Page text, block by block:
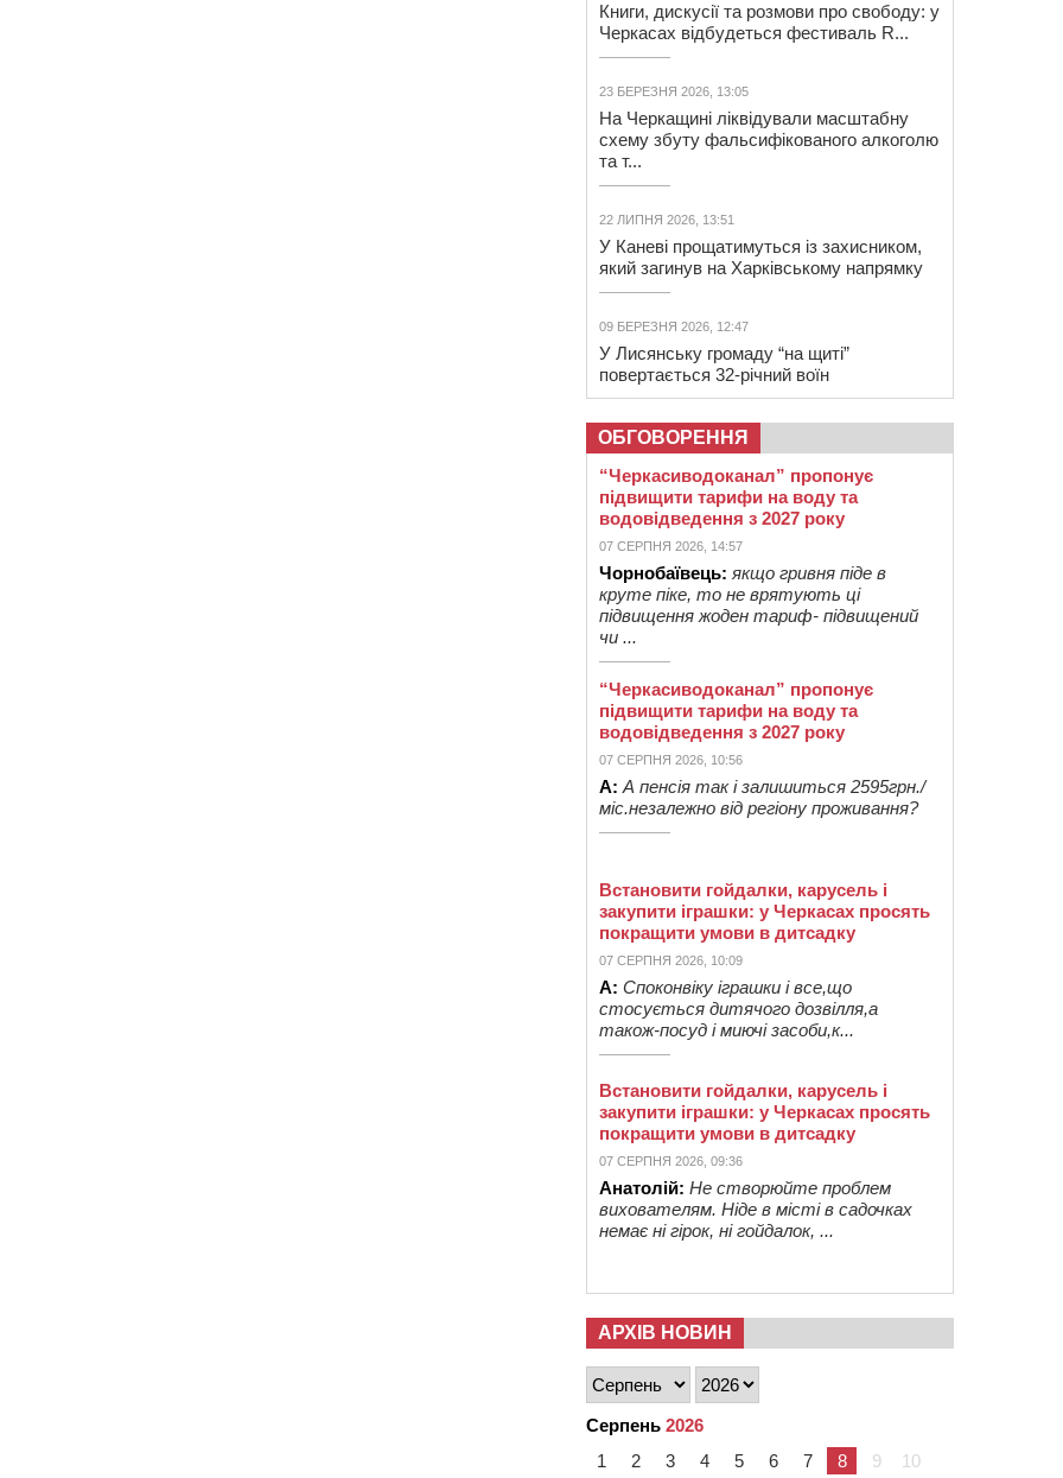
Книги, дискусії та розмови про свободу: у
Черкасах відбудеться фестиваль R...
23 БЕРЕЗНЯ 2026, 13:05
На Черкащині ліквідували масштабну
схему збуту фальсифікованого алкоголю
та т...
22 ЛИПНЯ 2026, 13:51
У Каневі прощатимуться із захисником,
який загинув на Харківському напрямку
09 БЕРЕЗНЯ 2026, 12:47
У Лисянську громаду “на щиті”
повертається 32-річний воїн
ОБГОВОРЕННЯ
“Черкасиводоканал” пропонує
підвищити тарифи на воду та
водовідведення з 2027 року
07 СЕРПНЯ 2026, 14:57
Чорнобаївець: якщо гривня піде в
круте піке, то не врятують ці
підвищення жоден тариф- підвищений
чи ...
“Черкасиводоканал” пропонує
підвищити тарифи на воду та
водовідведення з 2027 року
07 СЕРПНЯ 2026, 10:56
А: А пенсія так і залишиться 2595грн./
міс.незалежно від регіону проживання?
Встановити гойдалки, карусель і
закупити іграшки: у Черкасах просять
покращити умови в дитсадку
07 СЕРПНЯ 2026, 10:09
А: Споконвіку іграшки і все,що
стосується дитячого дозвілля,а
також-посуд і миючі засоби,к...
Встановити гойдалки, карусель і
закупити іграшки: у Черкасах просять
покращити умови в дитсадку
07 СЕРПНЯ 2026, 09:36
Анатолій: Не створюйте проблем
вихователям. Ніде в місті в садочках
немає ні гірок, ні гойдалок, ...
АРХІВ НОВИН
Серпень 2026
1
2 3 4 5 6 7 8 9 10